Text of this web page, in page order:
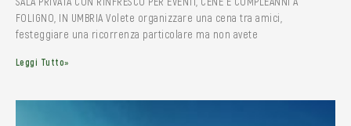
FOLIGNO, IN UMBRIA Volete organizzare una cena tra amici,
festeggiare una ricorrenza particolare ma non avete
Leggi Tutto»